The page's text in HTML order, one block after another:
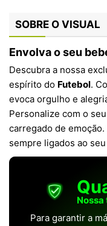
SOBRE O VISUAL
Envolva o seu
Descubra a nossa
espírito do Futebol.
evoca orgulho e
Personalize com o
carregado de
sempre ligados ao
Para garantir a